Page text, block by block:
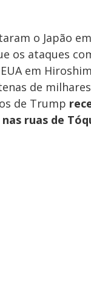
o Japão
os ataques
em
de
de Trump
ruas de